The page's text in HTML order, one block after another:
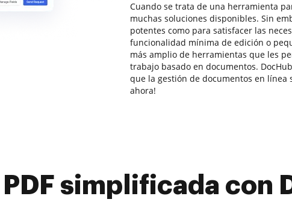
Cuando se trata de una herramienta
muchas soluciones disponibles. Sin
potentes como para satisfacer las
funcionalidad mínima de edición o
más amplio de herramientas que les
trabajo basado en documentos.
que la gestión de documentos en línea
ahora!
PDF simplificada con